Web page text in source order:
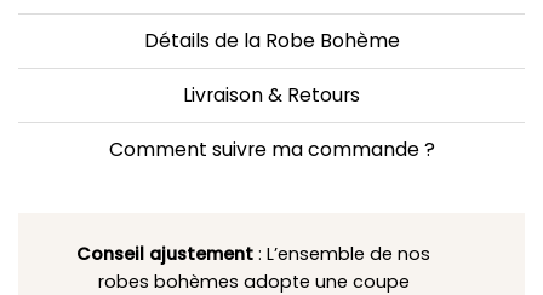
Détails de la Robe Bohème
Livraison & Retours
Comment suivre ma commande ?
Conseil ajustement : L’ensemble de nos
robes bohèmes adopte une coupe